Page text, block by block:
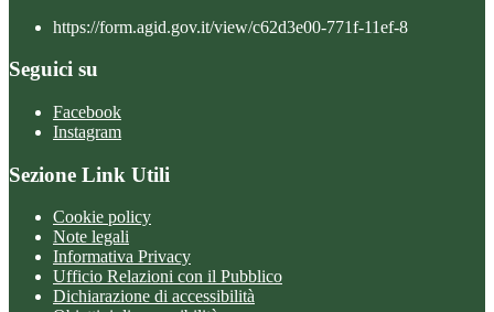
https://form.agid.gov.it/view/c62d3e00-771f-11ef-8
Seguici su
Facebook
Instagram
Sezione Link Utili
Cookie policy
Note legali
Informativa Privacy
Ufficio Relazioni con il Pubblico
Dichiarazione di accessibilità